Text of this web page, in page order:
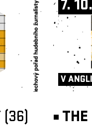
(36)
7. 10.
V